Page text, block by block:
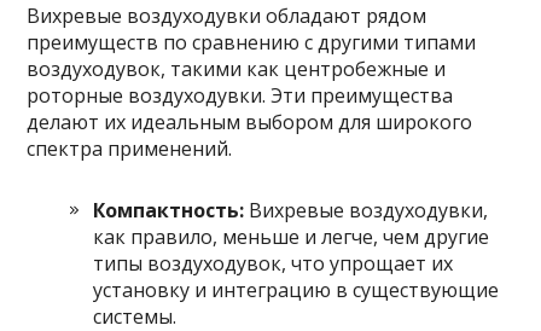
Вихревые воздуходувки обладают рядом
преимуществ по сравнению с другими типами
воздуходувок, такими как центробежные и
роторные воздуходувки. Эти преимущества
делают их идеальным выбором для широкого
спектра применений.
Компактность: Вихревые воздуходувки,
как правило, меньше и легче, чем другие
типы воздуходувок, что упрощает их
установку и интеграцию в существующие
системы.